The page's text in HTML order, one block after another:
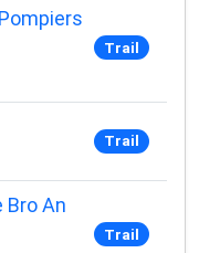
Trail
Trail
Bro An
Trail